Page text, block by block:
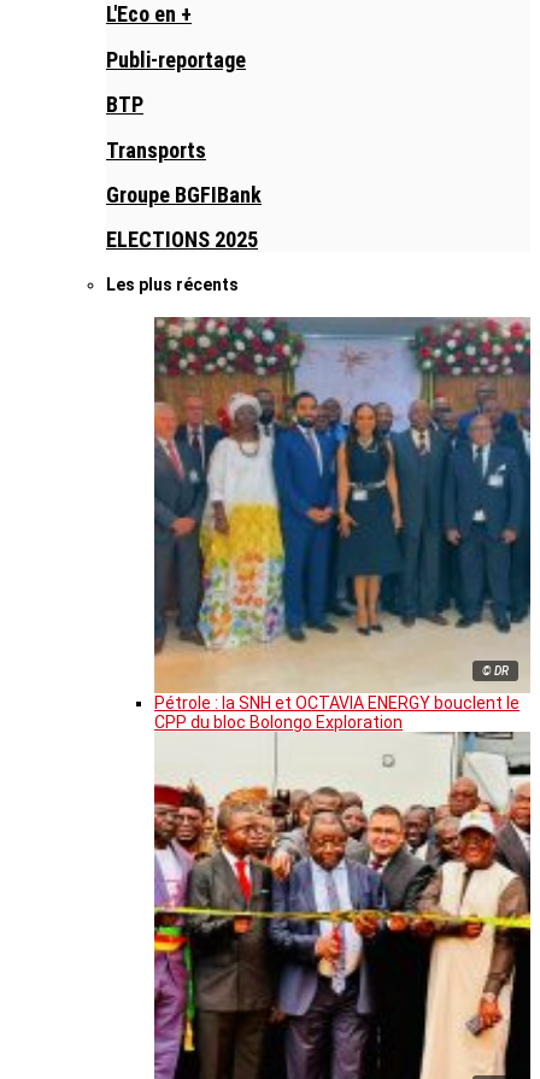
L'Eco en +
Publi-reportage
BTP
Transports
Groupe BGFIBank
ELECTIONS 2025
Les plus récents
© DR
Pétrole : la SNH et OCTAVIA ENERGY bouclent le
CPP du bloc Bolongo Exploration